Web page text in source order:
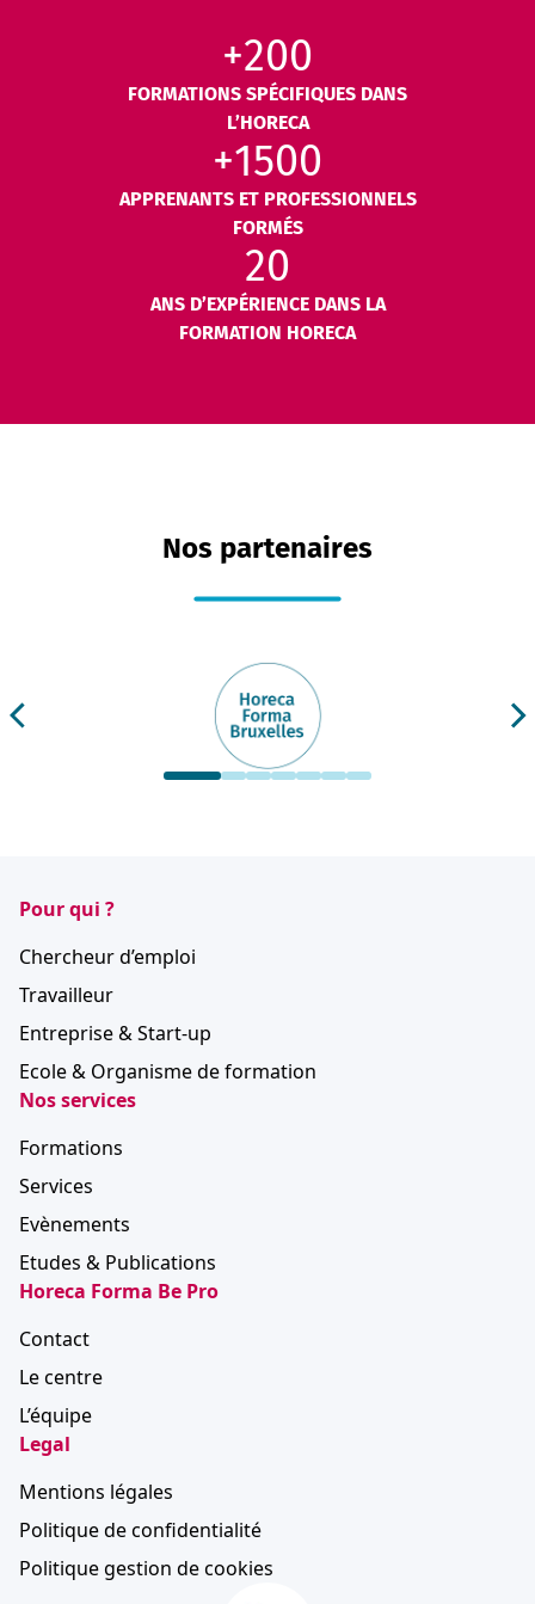
+200
FORMATIONS SPÉCIFIQUES DANS
L’HORECA
+1500
APPRENANTS ET PROFESSIONNELS
FORMÉS
20
ANS D’EXPÉRIENCE DANS LA
FORMATION HORECA
Nos partenaires
Pour qui ?
Chercheur d’emploi
Travailleur
Entreprise & Start-up
Ecole & Organisme de formation
Nos services
Formations
Services
Evènements
Etudes & Publications
Horeca Forma Be Pro
Contact
Le centre
L’équipe
Legal
Mentions légales
Politique de confidentialité
Politique gestion de cookies